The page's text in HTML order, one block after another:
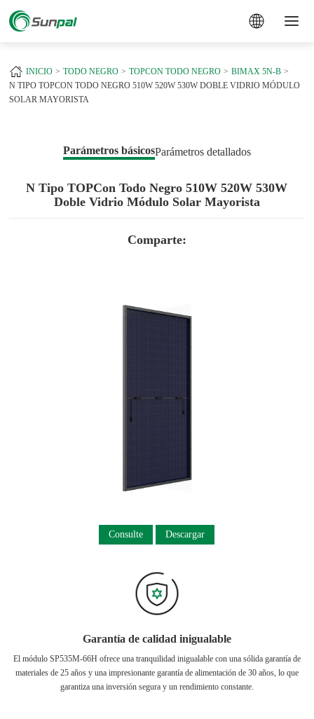
INICIO TODO NEGRO TOPCON TODO NEGRO
BIMAX 5N-B
N TIPO TOPCON TODO NEGRO 510W 520W 530W DOBLE VIDRIO MÓDULO
SOLAR MAYORISTA
Parámetros básicosParámetros detallados
N Tipo TOPCon Todo Negro 510W 520W 530W
Doble Vidrio Módulo Solar Mayorista
Comparte:
Consulte Descargar
Garantía de calidad inigualable
El módulo SP535M-66H ofrece una tranquilidad inigualable con una sólida garantía de
materiales de 25 años y una impresionante garantía de alimentación de 30 años, lo que
garantiza una inversión segura y un rendimiento constante.